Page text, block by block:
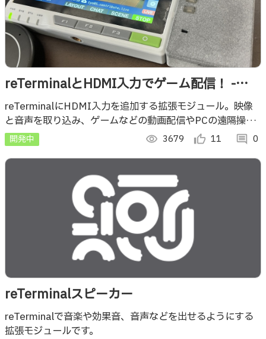
reTerminalとHDMI入力でゲーム配信！ -
HDMI入力拡張モジュール -
reTerminalにHDMI入力を追加する拡張モジュール。映像
と音声を取り込み、ゲームなどの動画配信やPCの遠隔操作
用KVMとしてディスプレイ付きのreTerminalを最大限に活
かします。
開発中 visibility 3679 thumb_up_alt 11 comment 0
reTerminalスピーカー
reTerminalで音楽や効果音、音声などを出せるようにする
拡張モジュールです。